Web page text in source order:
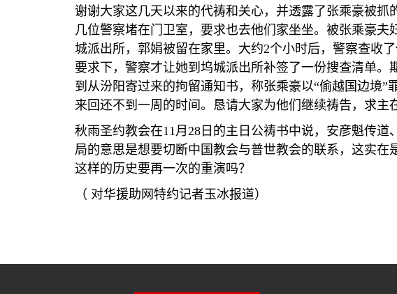
谢谢大家这几天以来的代祷和关心，并透露了张乘豪被抓
几位警察堵在门卫室，要求也去他们家坐坐。被张乘豪
城派出所，郭娟被留在家里。大约2个小时后，警察查收
要求下，警察才让她到坞城派出所补签了一份搜查清单
到从汾阳寄过来的拘留通知书，称张乘豪以“偷越国边境”
来回还不到一周的时间。恳请大家为他们继续祷告，求主
秋雨圣约教会在11月 28 日的主日公祷书中说，安彦魁传道
局的意思是想要切断中国教会与普世教会的联系，这实在
这样的历史要再一次的重演吗？
（ 对华援助网特约记者玉冰报道）